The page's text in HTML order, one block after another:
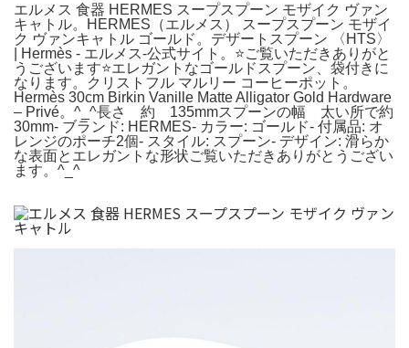
エルメス 食器 HERMES スープスプーン モザイク ヴァン
キャトル。HERMES（エルメス） スープスプーン モザイ
ク ヴァンキャトル ゴールド。デザートスプーン 〈HTS〉
| Hermès - エルメス-公式サイト。⭐️ご覧いただきありがと
うございます⭐️エレガントなゴールドスプーン、袋付きに
なります。クリストフル マルリー コーヒーポット。
Hermès 30cm Birkin Vanille Matte Alligator Gold Hardware
– Privé。^_^長さ 約 135mmスプーンの幅 太い所で約
30mm- ブランド: HERMES- カラー: ゴールド- 付属品: オ
レンジのポーチ2個- スタイル: スプーン- デザイン: 滑らか
な表面とエレガントな形状ご覧いただきありがとうござい
ます。^_^